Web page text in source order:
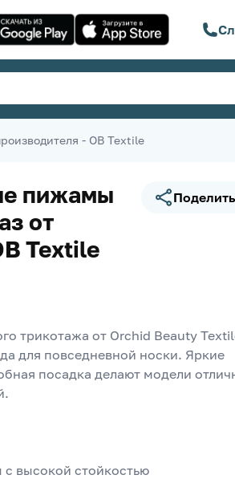
- OB Textile
пижамы
от
Textile
трикотажа от Orchid Beauty
для повседневной носки. Яркие
посадка делают модели
высокой стойкостью